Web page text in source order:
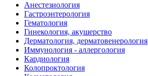
Анестезиология
Гастроэнтерология
Гематология
Гинекология, акушерство
Дерматология, дерматовенерология
Иммунология - аллергология
Кардиология
Колопроктология